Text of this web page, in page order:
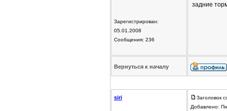
Зарегистрирован:
05.01.2008
Сообщения: 236
задние
Вернуться к началу
siri
Заголовок
Добавлено: